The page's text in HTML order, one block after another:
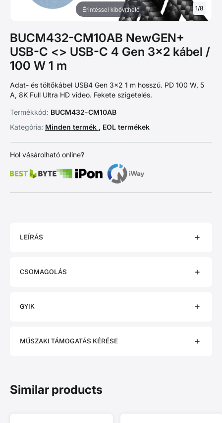
Érintéssel kibővíthető 1/8
BUCM432-CM10AB NewGEN+
USB-C <> USB-C 4 Gen 3×2 kábel /
100 W 1 m
Adat- és töltőkábel USB4 Gen 3×2 1 m hosszú. PD 100 W, 5
A, 8K Full Ultra HD video. Fekete szigetelés.
Termékkód: BUCM432-CM10AB
Kategória: Minden termék , EOL termékek
Hol vásárolható online?
LEÍRÁS
CSOMAGOLÁS
GYIK
MŰSZAKI TÁMOGATÁS KÉRÉSE
Similar products